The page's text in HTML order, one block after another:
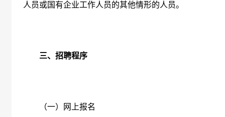
人员或国有企业工作人员的其他情形的人员。
三、招聘程序
（一）网上报名